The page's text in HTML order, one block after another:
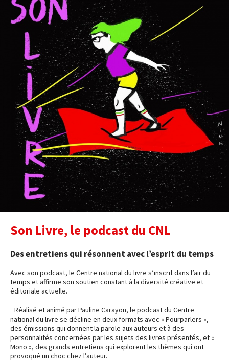
Son Livre, le podcast du CNL
Des entretiens qui résonnent avec l’esprit du temps
Avec son podcast, le Centre national du livre s’inscrit dans l’air du
temps et affirme son soutien constant à la diversité créative et
éditoriale actuelle.
Réalisé et animé par Pauline Carayon, le podcast du Centre
national du livre se décline en deux formats avec « Pourparlers »,
des émissions qui donnent la parole aux auteurs et à des
personnalités concernées par les sujets des livres présentés, et «
Mono », des grands entretiens qui explorent les thèmes qui ont
provoqué un choc chez l’auteur.